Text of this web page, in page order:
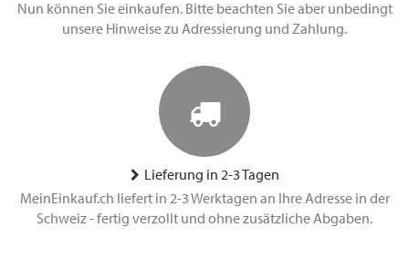
Nun können Sie einkaufen. Bitte beachten Sie aber unbedingt
unsere Hinweise zu Adressierung und Zahlung.
Lieferung in 2-3 Tagen
MeinEinkauf.ch liefert in 2-3 Werktagen an Ihre Adresse in der
Schweiz - fertig verzollt und ohne zusätzliche Abgaben.